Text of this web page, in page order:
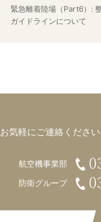
緊急離着陸場（Part6）:
ガイドラインについて
お気軽にご連絡くださ
航空機事業部
防衛グループ